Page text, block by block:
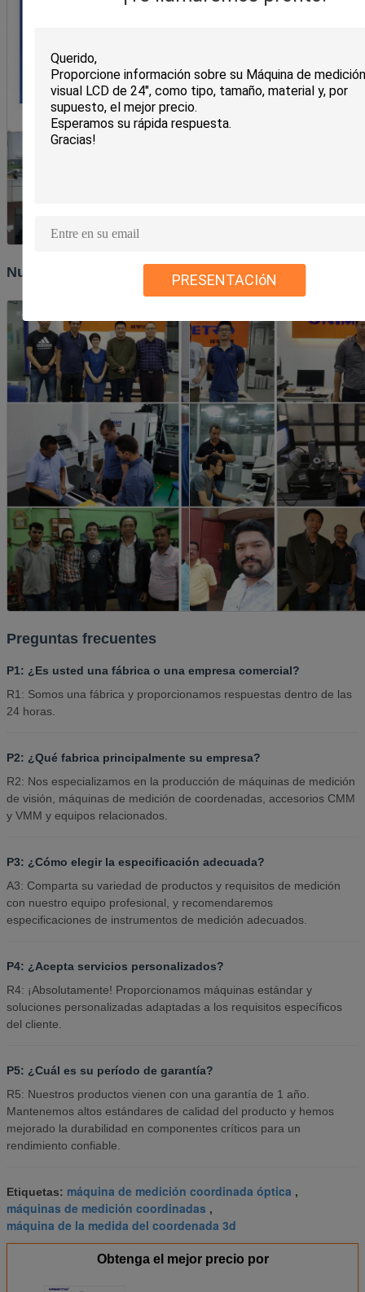
PRESENTACIóN
Nuestros clientes y red de distribución
Preguntas frecuentes
P1: ¿Es usted una fábrica o una empresa comercial?
R1: Somos una fábrica y proporcionamos respuestas dentro de las
24 horas.
P2: ¿Qué fabrica principalmente su empresa?
R2: Nos especializamos en la producción de máquinas de medición
de visión, máquinas de medición de coordenadas, accesorios CMM
y VMM y equipos relacionados.
P3: ¿Cómo elegir la especificación adecuada?
A3: Comparta su variedad de productos y requisitos de medición
con nuestro equipo profesional, y recomendaremos
especificaciones de instrumentos de medición adecuados.
P4: ¿Acepta servicios personalizados?
R4: ¡Absolutamente! Proporcionamos máquinas estándar y
soluciones personalizadas adaptadas a los requisitos específicos
del cliente.
P5: ¿Cuál es su período de garantía?
R5: Nuestros productos vienen con una garantía de 1 año.
Mantenemos altos estándares de calidad del producto y hemos
mejorado la durabilidad en componentes críticos para un
rendimiento confiable.
Etiquetas: máquina de medición coordinada óptica ,
máquinas de medición coordinadas ,
máquina de la medida del coordenada 3d
Obtenga el mejor precio por